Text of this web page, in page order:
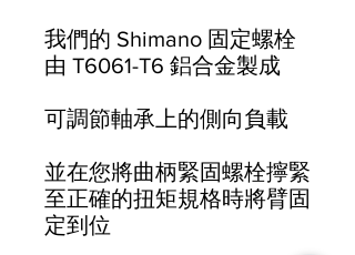
我們的 Shimano 固定螺栓
由 T6061-T6 鋁合金製成
可調節軸承上的側向負載
並在您將曲柄緊固螺栓擰緊
至正確的扭矩規格時將臂固
定到位